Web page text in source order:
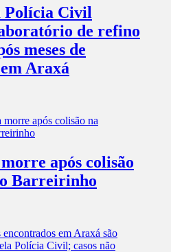
Polícia Civil
de refino
meses de
Araxá
após colisão
Barreirinho